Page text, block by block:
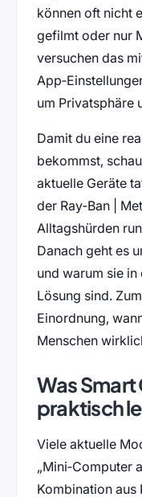
können oft nicht
gefilmt oder nur
versuchen das
um Privatsphäre
Damit du eine
bekommst,
aktuelle Geräte
der Ray‑Ban |
Alltagshürden
Danach geht es
und warum sie
Lösung sind.
Einordnung,
Menschen
Was Smart
praktisch
Viele aktuelle
„Mini‑Computer
Kombination aus